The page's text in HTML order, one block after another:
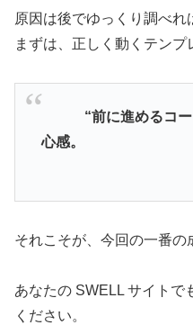
原因は後でゆっくり調べれ
まずは、正しく動くテンプ
“前に進めるコード
心感。
それこそが、今回の一番の
あなたの SWELL サイトで
ください。